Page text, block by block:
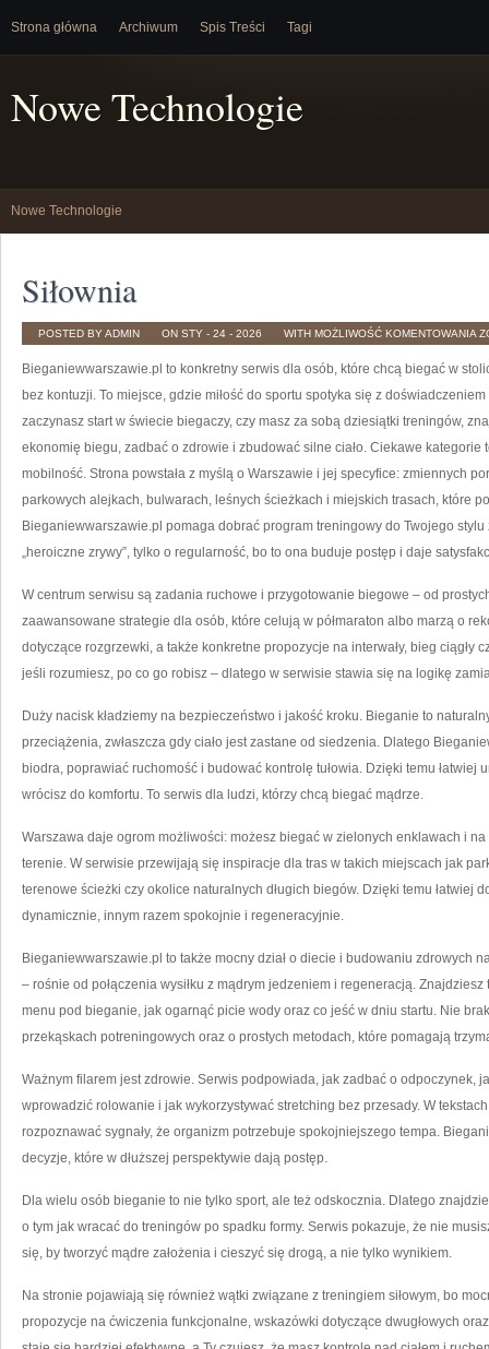
Strona główna Archiwum Spis Treści Tagi
Nowe Technologie
Nowe Technologie
Siłownia
POSTED BY ADMIN ON STY - 24 - 2026 WITH MOŻLIWOŚĆ KOMENTOWANIA
Bieganiewwarszawie.pl to konkretny serwis dla osób, które chcą biegać w
bez kontuzji. To miejsce, gdzie miłość do sportu spotyka się z
zaczynasz start w świecie biegaczy, czy masz za sobą dziesiątki treningów,
ekonomię biegu, zadbać o zdrowie i zbudować silne ciało. Ciekawe kategorie
mobilność. Strona powstała z myślą o Warszawie i jej specyfice: zmiennych
parkowych alejkach, bulwarach, leśnych ścieżkach i miejskich trasach, które
Bieganiewwarszawie.pl pomaga dobrać program treningowy do Twojego
„heroiczne zrywy”, tylko o regularność, bo to ona buduje postęp i daje
W centrum serwisu są zadania ruchowe i przygotowanie biegowe – od
zaawansowane strategie dla osób, które celują w półmaraton albo marzą o
dotyczące rozgrzewki, a także konkretne propozycje na interwały, bieg ciągły
jeśli rozumiesz, po co go robisz – dlatego w serwisie stawia się na logikę
Duży nacisk kładziemy na bezpieczeństwo i jakość kroku. Bieganie to
przeciążenia, zwłaszcza gdy ciało jest zastane od siedzenia. Dlatego
biodra, poprawiać ruchomość i budować kontrolę tułowia. Dzięki temu łatwiej
wrócisz do komfortu. To serwis dla ludzi, którzy chcą biegać mądrze.
Warszawa daje ogrom możliwości: możesz biegać w zielonych enklawach i
terenie. W serwisie przewijają się inspiracje dla tras w takich miejscach jak
terenowe ścieżki czy okolice naturalnych długich biegów. Dzięki temu łatwiej
dynamicznie, innym razem spokojnie i regeneracyjnie.
Bieganiewwarszawie.pl to także mocny dział o diecie i budowaniu zdrowych
– rośnie od połączenia wysiłku z mądrym jedzeniem i regeneracją.
menu pod bieganie, jak ogarnąć picie wody oraz co jeść w dniu startu. Nie
przekąskach potreningowych oraz o prostych metodach, które pomagają
Ważnym filarem jest zdrowie. Serwis podpowiada, jak zadbać o odpoczynek,
wprowadzić rolowanie i jak wykorzystywać stretching bez przesady. W
rozpoznawać sygnały, że organizm potrzebuje spokojniejszego tempa.
decyzje, które w dłuższej perspektywie dają postęp.
Dla wielu osób bieganie to nie tylko sport, ale też odskocznia. Dlatego
o tym jak wracać do treningów po spadku formy. Serwis pokazuje, że nie
się, by tworzyć mądre założenia i cieszyć się drogą, a nie tylko wynikiem.
Na stronie pojawiają się również wątki związane z treningiem siłowym, bo
propozycje na ćwiczenia funkcjonalne, wskazówki dotyczące dwugłowych